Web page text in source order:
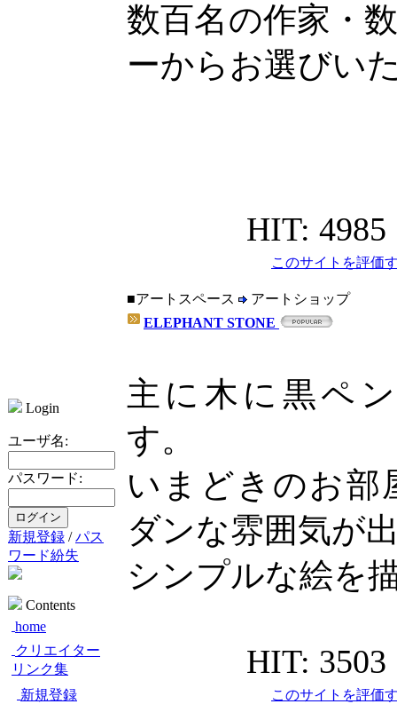
Login
ユーザ名:
パスワード:
新規登録 /パス
ワード紛失
Contents
home
クリエイター
リンク集
新規登録
数百名の作家・
ーからお選びい
HIT: 4985
このサイトを評価
■アートスペース
アートショップ
ELEPHANT STONE
主に木に黒ペ
す。
いまどきのお部
ダンな雰囲気が
シンプルな絵を
HIT: 3503
このサイトを評価